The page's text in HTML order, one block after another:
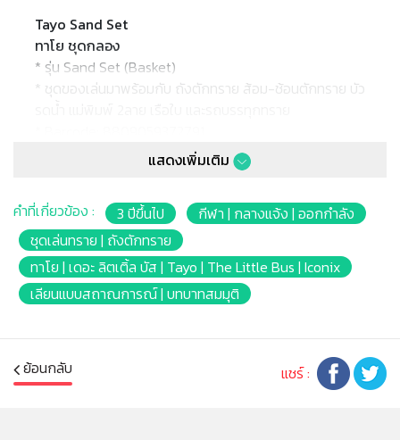
Tayo Sand Set
ทาโย ชุดกลอง
* รุ่น Sand Set (Basket)
* ชุดของเล่นมาพร้อมกับ ถังตักทราย ส้อม-ช้อนตักทราย บัว
* Product size : (W)5 x (L)17.5 x (H)8cm.
* Package size : [Net Bag](W)18 x (L)17 x (H)26cm.
* Battery: -
* เหมาะสำหรับเด็กอายุ 3ปีชึ้นไป
หมายเหตุ: สินค้าอาจมีการเปลี่ยนแปลงลวดลาย สีสันบน
ผลิตภัณฑ์ หรือแพ็คเกจโดยร้านฯอาจไม่สามารถแจ้งให้ทราบ
แตกต่างกันจากการตั้งค่าการแสดงผลสีของแต่ละหน้าจอ
คำเตือน/ข้อห้าม
: ห้ามแยกชิ้นส่วนออกจากกัน ชิ้นส่วนมี
ขนาดเล็ก เด็กควรใช้งานในการดูแลของผู้ปกครอง หรือผู้
แสดงเพิ่มเติม
คำที่เกี่ยวข้อง : 3 ปีขึ้นไป
กีฬา | กลางแจ้ง | ออกกำลัง
ชุดเล่นทราย | ถังตักทราย
ทาโย | เดอะ ลิตเติ้ล บัส | Tayo | The Little Bus | Iconix
เลียนแบบสถาณการณ์ | บทบาทสมมุติ
ย้อนกลับ แชร์ :